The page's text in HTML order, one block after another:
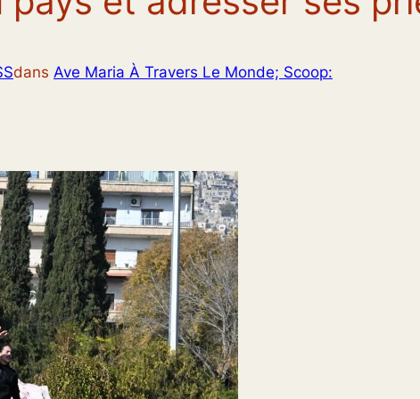
dans Ave Maria À Travers Le Monde; Scoop: